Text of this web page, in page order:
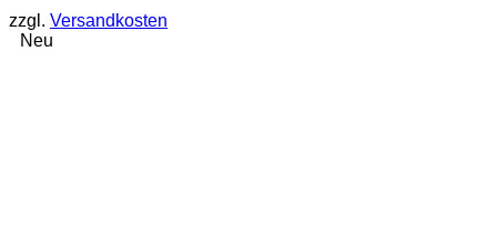
zzgl. Versandkosten
Neu